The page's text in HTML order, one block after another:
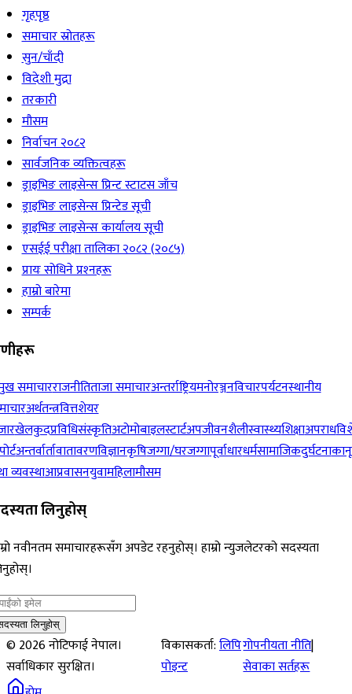
गृहपृष्ठ
समाचार स्रोतहरू
सुन/चाँदी
विदेशी मुद्रा
तरकारी
मौसम
निर्वाचन २०८२
सार्वजनिक व्यक्तित्वहरू
ड्राइभिङ लाइसेन्स प्रिन्ट स्टाटस जाँच
ड्राइभिङ लाइसेन्स प्रिन्टेड सूची
ड्राइभिङ लाइसेन्स कार्यालय सूची
एसईई परीक्षा तालिका २०८२ (२०८५)
प्रायः सोधिने प्रश्‍नहरू
हाम्रो बारेमा
सम्पर्क
समाचारराजनीतिताजा समाचारअन्तर्राष्ट्रियमनोरञ्जनविचारपर्यटनस्थानीय
अर्थतन्त्रवित्तशेयर
खेलकुदप्रविधिसंस्कृतिअटोमोबाइलस्टार्टअपजीवनशैलीस्वास्थ्यशिक्षाअपराध
अन्तर्वार्तावातावरणविज्ञानकृषिजग्गा/घरजग्गापूर्वाधारधर्मसामाजिकदुर्घटना
व्यवस्थाआप्रवासनयुवामहिलामौसम
लिनुहोस्
नवीनतम समाचारहरूसँग अपडेट रहनुहोस्। हाम्रो न्युजलेटरको सदस्यता
लिनुहोस्
©2026नोटिफाई नेपाल।
सर्वाधिकार सुरक्षित।
विकासकर्ता:लिपि
पोइन्ट
गोपनीयता नीति|
सेवाका सर्तहरू